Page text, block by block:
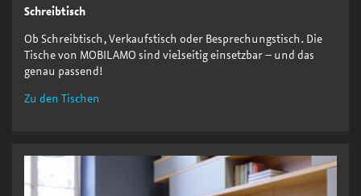
Schreibtisch
Ob Schreibtisch, Verkaufstisch oder Besprechungstisch. Die
Tische von MOBILAMO sind vielseitig einsetzbar – und das
genau passend!
Zu den Tischen